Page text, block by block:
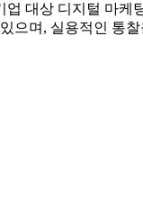
대상 디지털 마케
으며, 실용적인 통